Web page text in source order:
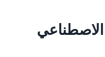
الاصطناعي